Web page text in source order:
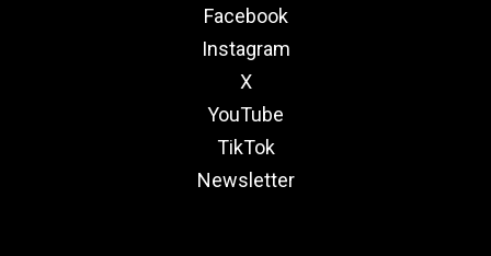
Facebook
Instagram
X
YouTube
TikTok
Newsletter